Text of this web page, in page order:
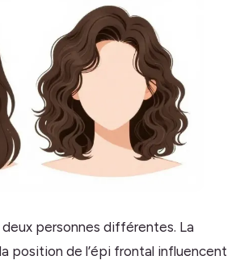
personnes différentes. La
position de l’épi frontal influencent